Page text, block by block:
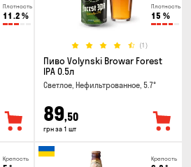
Плотность
11.2 %
Плотность
15 %
(1)
Пиво Volynski Browar Forest
IPA 0.5л
Светлое, Нефильтрованное, 5.7°
89,50
грн за 1 шт
Крепость Крепость